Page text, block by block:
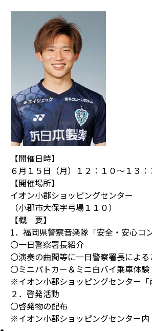
【開催日時】
６月１５日（月）１２：１０～１３：
【開催場所】
イオン小郡ショッピングセンター
（小郡市大保字弓場１１０）
【概 要】
1．福岡県警察音楽隊「安全・安心コ
〇一日警察署長紹介
〇演奏の曲間等に一日警察署長による
〇ミニパトカー＆ミニ白バイ乗車体験
※イオン小郡ショッピングセンター「
２．啓発活動
〇啓発物の配布
※イオン小郡ショッピングセンター内